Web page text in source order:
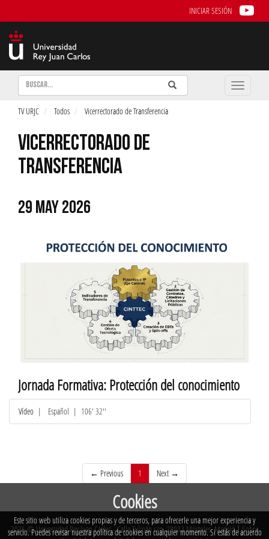
INICIAR SESIÓN
Buscar Enviar
Buscar
Toggle
TV URJC Todos Vicerrectorado de Transferencia
VICERRECTORADO DE
TRANSFERENCIA
29 MAY 2026
Jornada Formativa: Protección del conocimiento
Vídeo | Español | 106' 32''
← Previous 1 (current)Next →
2026 © Universidad Rey Juan Carlos - Calle Tulipán s/n. 28933 Móstoles. Madrid| Sobre
Cookies
Este sitio web utiliza cookies propias y de terceros, para ofrecerle una mejor experiencia y
servicio. Puedes revisar nuestra política de cookies en cualquier momento. Si estás de acuerdo